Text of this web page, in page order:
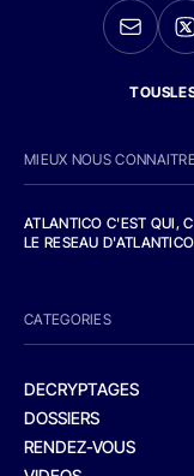
MIEUX NOUS CONNAITRE
ATLANTICO C'EST QUI,
LE RESEAU D'ATLANTICO
CATEGORIES
DECRYPTAGES
DOSSIERS
RENDEZ-VOUS